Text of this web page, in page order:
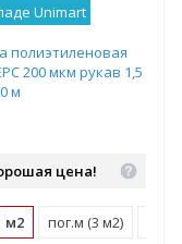
Unimart
полиэтиленовая
200 мкм рукав 1,5
м
цена!
м2 пог.м (3 м2)